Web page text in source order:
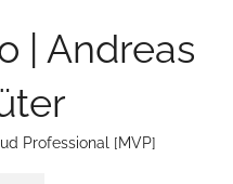
| Andreas
Professional [MVP]